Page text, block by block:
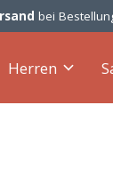
bei
Herren